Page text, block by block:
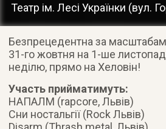
Театр ім. Лесі Українки (вул.
Безпрецедентна за
31-го жовтня на 1-ше
неділю, прямо на Хеловін!
Участь прийматимуть:
НАПАЛМ (rapcore, Львів)
Сни ностальгії (Rock Львів)